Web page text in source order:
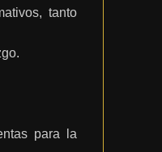
tanto
para la